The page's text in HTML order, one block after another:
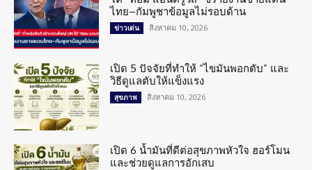
ไทย–กัมพูชาข้อมูลไม่รอบด้าน
ข่าวเด่น สิงหาคม 10, 2026
เปิด 5 ปัจจัยที่ทำให้ “ไขมันพอกตับ” และ
วิธีดูแลตับให้แข็งแรง
สุขภาพ สิงหาคม 10, 2026
เปิด 6 น้ำมันที่ดีต่อสุขภาพหัวใจ ฮอร์โมน
และช่วยดูแลการอักเสบ